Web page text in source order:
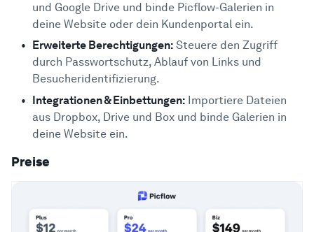
und Google Drive und binde Picflow-Galerien in
deine Website oder dein Kundenportal ein.
Erweiterte Berechtigungen: Steuere den Zugriff
durch Passwortschutz, Ablauf von Links und
Besucheridentifizierung.
Integrationen & Einbettungen: Importiere Dateien
aus Dropbox, Drive und Box und binde Galerien in
deine Website ein.
Preise